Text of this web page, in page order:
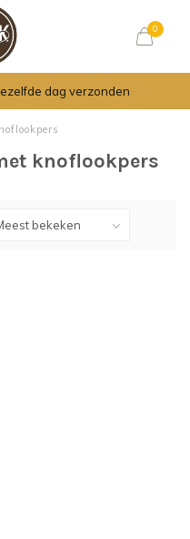
0
dag verzonden
knoflookpers